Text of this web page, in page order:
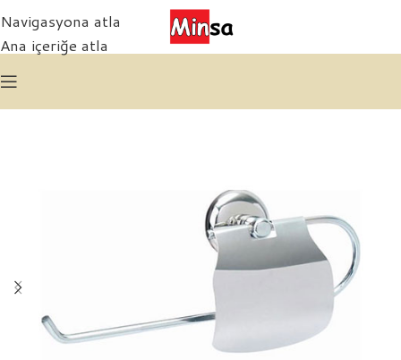
Navigasyona atla
Ana içeriğe atla